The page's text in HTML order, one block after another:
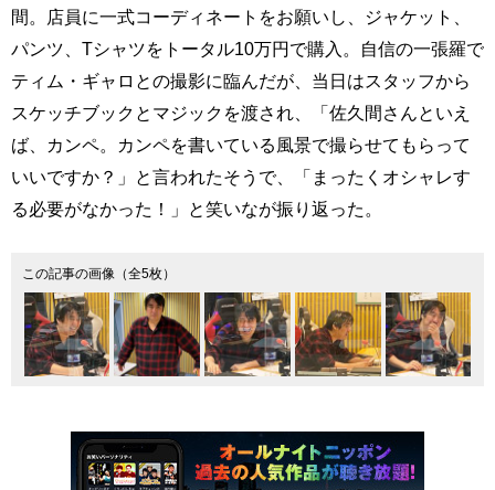
間。店員に一式コーディネートをお願いし、ジャケット、
パンツ、Tシャツをトータル10万円で購入。自信の一張羅で
ティム・ギャロとの撮影に臨んだが、当日はスタッフから
スケッチブックとマジックを渡され、「佐久間さんといえ
ば、カンペ。カンペを書いている風景で撮らせてもらって
いいですか？」と言われたそうで、「まったくオシャレす
る必要がなかった！」と笑いなが振り返った。
この記事の画像（全5枚）